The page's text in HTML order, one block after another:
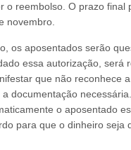
o reembolso. O prazo
novembro.
os aposentados serão
essa autorização, será
que não reconhece
documentação
o aposentado
para que o dinheiro seja